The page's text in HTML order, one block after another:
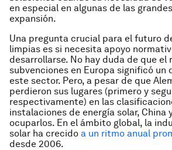
en especial en algunas de las
expansión.
Una pregunta crucial para el futuro
limpias es si necesita apoyo
desarrollarse. No hay duda de que el
subvenciones en Europa significó un
este sector. Pero, a pesar de que
perdieron sus lugares (primero y
respectivamente) en las
instalaciones de energía solar, China
ocuparlos. En el ámbito global, la
solar ha crecido a un ritmo anual
desde 2006.